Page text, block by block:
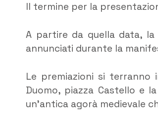
Il termine per la
A partire da quella data,
annunciati durante la
Le premiazioni si terranno
Duomo, piazza Castello e
un’antica agorà medievale